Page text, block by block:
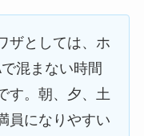
ザとしては、ホ
混まない時間
す。朝、夕、土
員になりやすい